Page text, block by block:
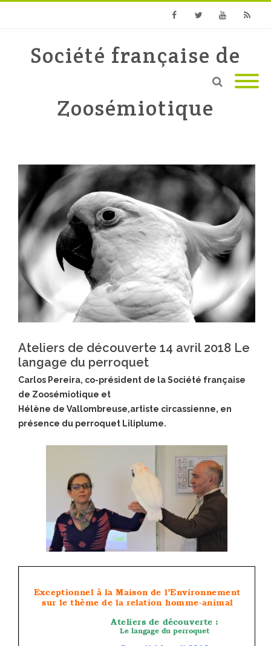
Société française de
Zoosémiotique
Ateliers de découverte 14 avril 2018 Le
langage du perroquet
Carlos Pereira, co-président de la Société française
de Zoosémiotique et
Hélène de Vallombreuse,artiste circassienne, en
présence du perroquet Liliplume.